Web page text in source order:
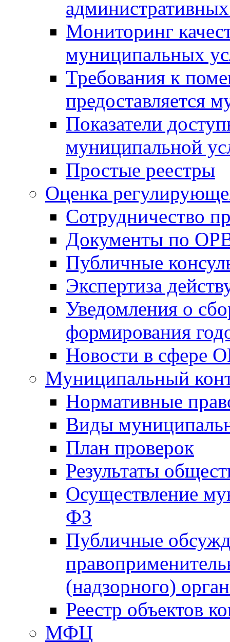
Мониторинг
муниципальных
Требования к
предоставляется
Показатели
муниципальной
Простые реестры
Оценка
Сотрудничество
Документы по
Публичные
Экспертиза
Уведомления о
формирования
Новости в сфере
Муниципальный
Нормативные
Виды
План проверок
Результаты
Осуществление
ФЗ
Публичные
(надзорного)
Реестр объектов
МФЦ